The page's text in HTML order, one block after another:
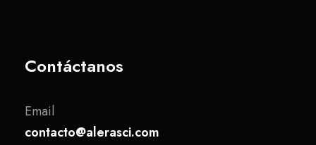
Contáctanos
Email
contacto@alerasci.com